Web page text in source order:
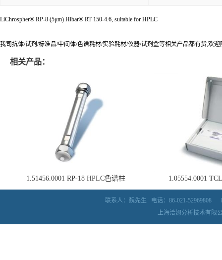
LiChrospher® RP-8 (5μm) Hibar® RT 150-4.6, suitable for HPLC
我司抗体/试剂/标准品/中间体/色谱耗材/实验耗材/仪器/试剂盒等相关产品都有货,欢
相关产品：
1.51456.0001 RP-18 HPLC色谱柱 1.05554.0001
联系人：魏先生 电话：86-021-52969808
上海洽姆分析技术有限